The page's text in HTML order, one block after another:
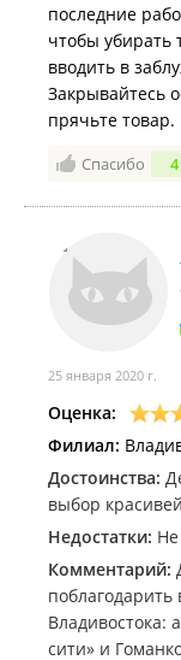
последние
чтобы убирать
вводить в
Закрывайтесь
прячьте товар.
Спасибо 4
25 января 2020 г.
Оценка:
Филиал:
Достоинства:
выбор
Недостатки:
Комментарий:
поблагодарить
Владивостока:
сити» и